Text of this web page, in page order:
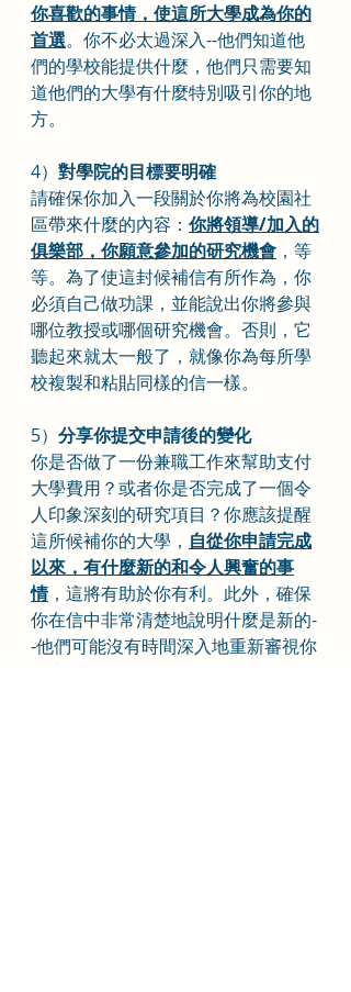
你喜歡的事情，使這所大學成為你的
首選。你不必太過深入--他們知道他
們的學校能提供什麼，他們只需要知
道他們的大學有什麼特別吸引你的地
方。
4） 對學院的目標要明確
請確保你加入一段關於你將為校園社
區帶來什麼的內容： 你將領導/加入的
俱樂部，你願意參加的研究機會 ，等
等。為了使這封候補信有所作為，你
必須自己做功課，並能說出你將參與
哪位教授或哪個研究機會。否則，它
聽起來就太一般了，就像你為每所學
校複製和粘貼同樣的信一樣。
5） 分享你提交申請後的變化
你是否做了一份兼職工作來幫助支付
大學費用？或者你是否完成了一個令
人印象深刻的研究項目？你應該提醒
這所候補你的大學， 自從你申請完成
以來，有什麼新的和令人興奮的事
情，這將有助於你有利。此外，確保
你在信中非常清楚地說明什麼是新的-
-他們可能沒有時間深入地重新審視你
的申請。